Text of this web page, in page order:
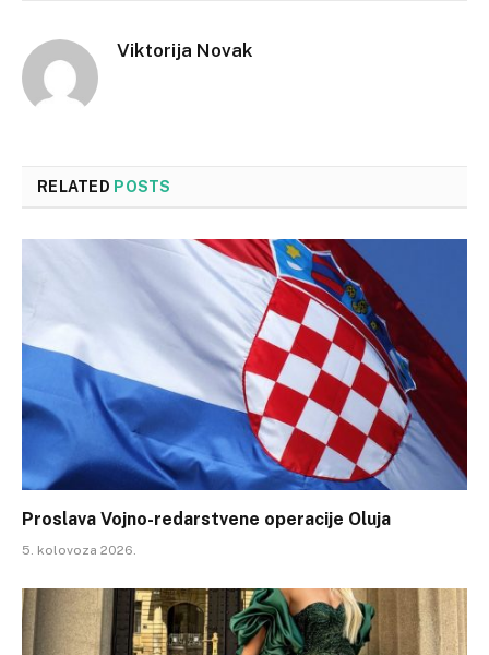
Viktorija Novak
RELATED POSTS
Proslava Vojno-redarstvene operacije Oluja
5. kolovoza 2026.